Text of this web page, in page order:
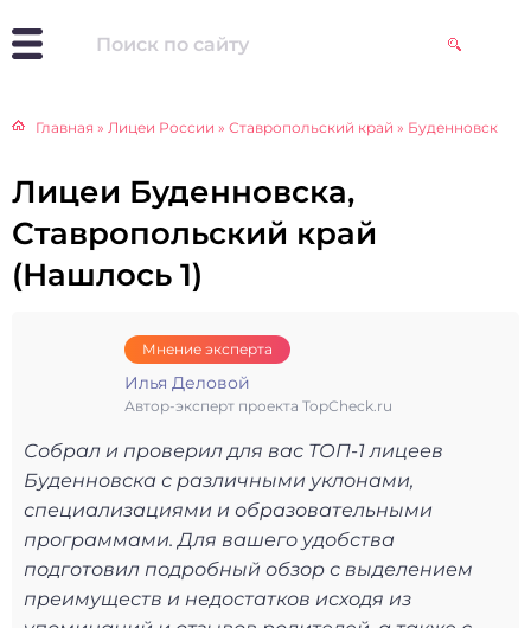
Главная » Лицеи России » Ставропольский край » Буденновск
Лицеи Буденновска,
Ставропольский край
(Нашлось 1)
Мнение эксперта
Илья Деловой
Автор-эксперт проекта TopCheck.ru
Собрал и проверил для вас ТОП-1 лицеев
Буденновска с различными уклонами,
специализациями и образовательными
программами. Для вашего удобства
подготовил подробный обзор с выделением
преимуществ и недостатков исходя из